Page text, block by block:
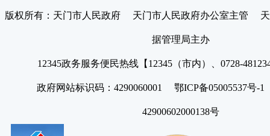
版权所有：天门市人民政府 天门市人民政府办公室主管 天
据管理局主办
12345政务服务便民热线【12345（市内）、0728-
政府网站标识码：4290060001 鄂ICP备05005537号
42900602000138号